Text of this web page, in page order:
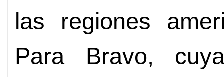
las regiones
Para Bravo,